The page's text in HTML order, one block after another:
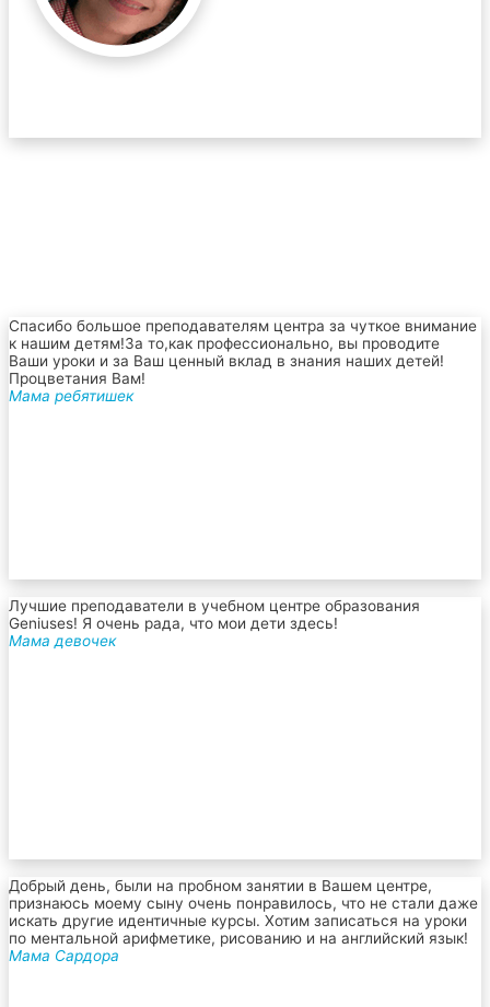
Спасибо большое преподавателям центра за чуткое внимание
к нашим детям!За то,как профессионально, вы проводите
Ваши уроки и за Ваш ценный вклад в знания наших детей!
Процветания Вам!
Мама ребятишек
Лучшие преподаватели в учебном центре образования
Geniuses! Я очень рада, что мои дети здесь!
Мама девочек
Добрый день, были на пробном занятии в Вашем центре,
признаюсь моему сыну очень понравилось, что не стали даже
искать другие идентичные курсы. Хотим записаться на уроки
по ментальной арифметике, рисованию и на английский язык!
Мама Сардора